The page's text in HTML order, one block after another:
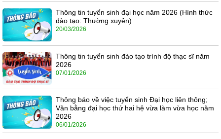
Thông tin tuyển sinh đại học năm 2026 (Hình thức
đào tạo: Thường xuyên)
20/03/2026
Thông tin tuyển sinh đào tạo trình độ thạc sĩ năm
2026
07/01/2026
Thông báo về việc tuyển sinh Đại học liên thông;
Văn bằng đại học thứ hai hệ vừa làm vừa học năm
2026
06/01/2026